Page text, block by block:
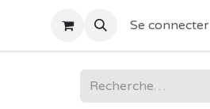
Se connecter